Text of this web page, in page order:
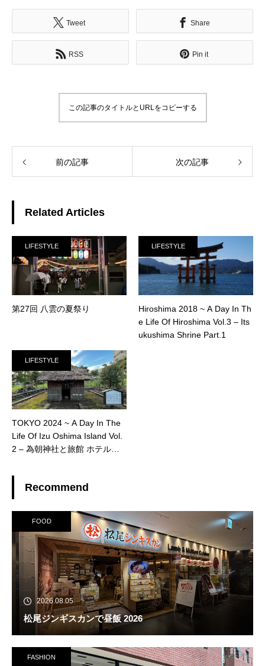
Tweet Share
RSS Pin it
この記事のタイトルとURLをコピーする
前の記事 次の記事
Related Articles
LIFESTYLE
第27回 八雲の夏祭り
LIFESTYLE
Hiroshima 2018 ~ A Day In Th
e Life Of Hiroshima Vol.3 – Its
ukushima Shrine Part.1
LIFESTYLE
TOKYO 2024 ~ A Day In The
Life Of Izu Oshima Island Vol.
2 – 為朝神社と旅館 ホテル赤
Recommend
FOOD
2026.08.05
松尾ジンギスカンで昼飯 2026
FASHION